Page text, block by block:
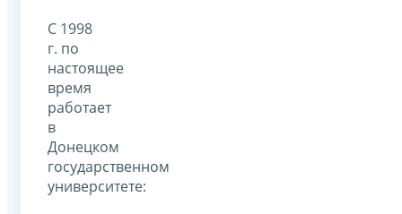
С 1998
г. по
настоящее
время
работает
в
Донецком
государственном
университете: